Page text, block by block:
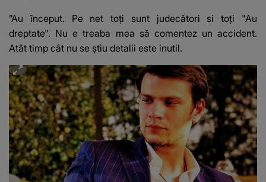
”Au început. Pe net toți sunt judecători si toți "Au
dreptate". Nu e treaba mea să comentez un accident.
Atât timp cât nu se știu detalii este inutil.